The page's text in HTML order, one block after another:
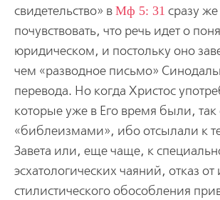
свидетельство» в Мф 5: 31 сразу
почувствовать, что речь идет о
юридическом, и постольку оно
чем «разводное письмо»
перевода. Но когда Христос
которые уже в Его время были, так
«библеизмами», ибо отсылали к
Завета или, еще чаще, к
эсхатологических чаяний, отказ от
стилистического обособления